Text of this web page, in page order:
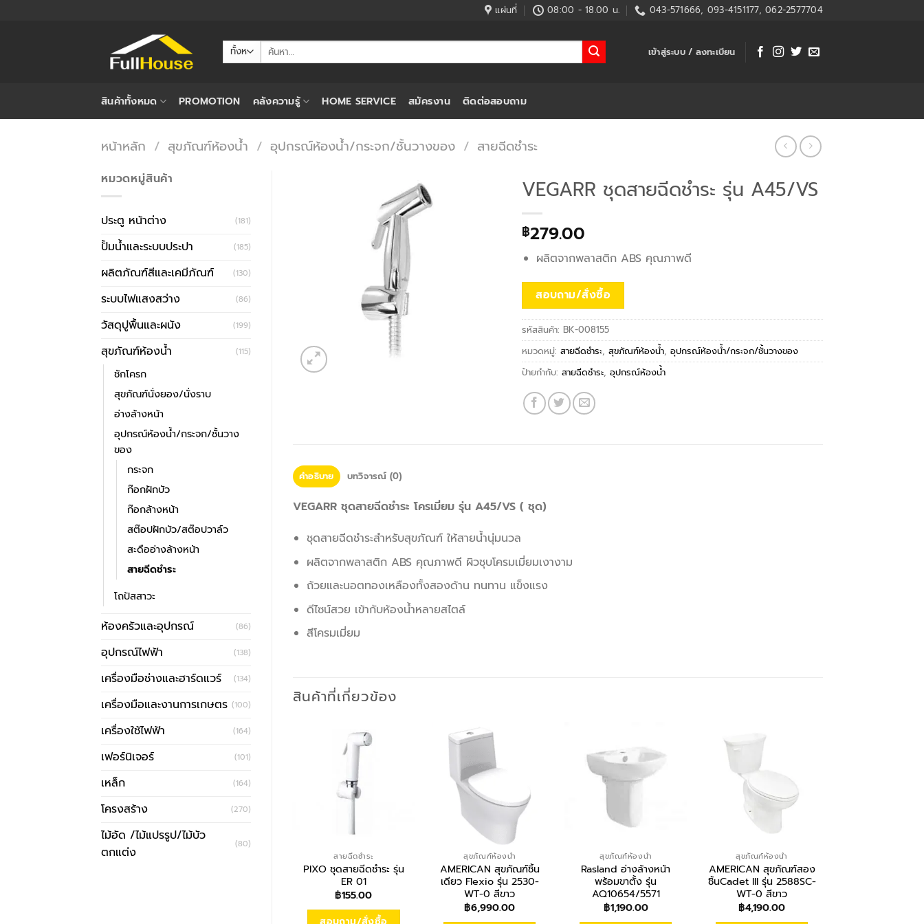
แผ่นที่ 08:00 - 18.00 น. 043-571666, 093-4151177, 062-2577704
ค้นหา: เข้าสู่ระบบ / ลงทะเบียน
สินค้าทั้งหมด PROMOTION คลังความรู้ HOME SERVICE สมัครงาน ติดต่อสอบถาม
หน้าหลัก / สุขภัณฑ์ห้องน้ำ / อุปกรณ์ห้องน้ำ/กระจก/ชั้นวางของ / สายฉีดชำระ
หมวดหมู่สินค้า
ประตู หน้าต่าง (181)
ปั้มน้ำและระบบประปา (185)
ผลิตภัณฑ์สีและเคมีภัณฑ์ (130)
ระบบไฟแสงสว่าง (86)
วัสดุปูพื้นและผนัง (199)
สุขภัณฑ์ห้องน้ำ (115)
ชักโครก
สุขภัณฑ์นั่งยอง/นั่งราบ
อ่างล้างหน้า
อุปกรณ์ห้องน้ำ/กระจก/ชั้นวาง
ของ
กระจก
ก๊อกฝักบัว
ก๊อกล้างหน้า
สต๊อปฝักบัว/สต๊อปวาล์ว
สะดืออ่างล้างหน้า
สายฉีดชำระ
โถปัสสาวะ
ห้องครัวและอุปกรณ์ (86)
อุปกรณ์ไฟฟ้า (138)
เครื่องมือช่างและฮาร์ดแวร์ (134)
เครื่องมือและงานการเกษตร (100)
เครื่องใช้ไฟฟ้า (164)
เฟอร์นิเจอร์ (101)
เหล็ก (164)
โครงสร้าง (270)
ไม้อัด /ไม้แปรรูป/ไม้บัว
ตกแต่ง
(80)
VEGARR ชุดสายฉีดชำระ รุ่น A45/VS
฿279.00
ผลิตจากพลาสติก ABS คุณภาพดี
สอบถาม/สั่งซื้อ
รหัสสินค้า:BK-008155
หมวดหมู่:สายฉีดชำระ,สุขภัณฑ์ห้องน้ำ,อุปกรณ์ห้องน้ำ/กระจก/ชั้นวางของ
ป้ายกำกับ:สายฉีดชำระ,อุปกรณ์ห้องน้ำ
คำอธิบาย บทวิจารณ์ (0)
VEGARR ชุดสายฉีดชำระ โครเมี่ยม รุ่น A45/VS ( ชุด)
ชุดสายฉีดชำระสำหรับสุขภัณฑ์ ให้สายน้ำนุ่มนวล
ผลิตจากพลาสติก ABS คุณภาพดี ผิวชุบโครมเมี่ยมเงางาม
ถ้วยและนอตทองเหลืองทั้งสองด้าน ทนทาน แข็งแรง
ดีไซน์สวย เข้ากับห้องน้ำหลายสไตล์
สีโครมเมี่ยม
สินค้าที่เกี่ยวข้อง
สายฉีดชำระ
PIXO ชุดสายฉีดชำระ รุ่น
ER 01
฿155.00
สุขภัณฑ์ห้องน้ำ
AMERICAN สุขภัณฑ์ชิ้น
เดียว Flexio รุ่น 2530-
WT-0 สีขาว
฿6,990.00
สุขภัณฑ์ห้องน้ำ
Rasland อ่างล้างหน้า
พร้อมขาตั้ง รุ่น
AQ10654/5571
฿1,190.00
สุขภัณฑ์ห้องน้ำ
AMERICAN สุขภัณฑ์สอง
ชิ้นCadet III รุ่น 2588SC-
WT-0 สีขาว
฿4,190.00